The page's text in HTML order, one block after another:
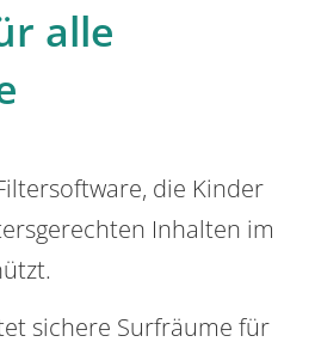
alle
die Kinder
Inhalten im
sichere Surfräume für